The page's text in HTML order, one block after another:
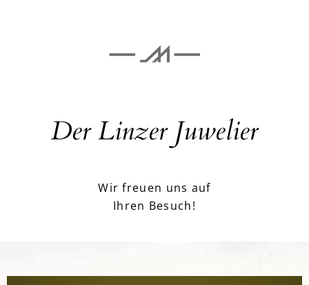
Der Linzer Juwelier
Wir freuen uns auf
Ihren Besuch!